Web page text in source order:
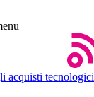
acquisti tecnologici